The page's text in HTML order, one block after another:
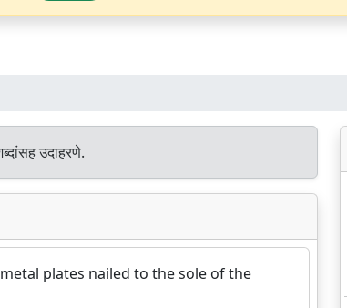
उदाहरणे.
plates nailed to the sole of the